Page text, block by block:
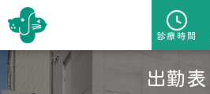
診療時間
出勤表